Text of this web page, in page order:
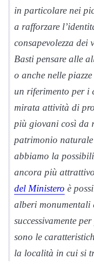
in particolare nei
a rafforzare
consapevolezza
Basti pensare alle
o anche nelle
un riferimento per i
mirata attività di
più giovani così da
patrimonio
abbiamo la
ancora più
del Ministero è
alberi monumentali
successivamente
sono le
la località in cui si